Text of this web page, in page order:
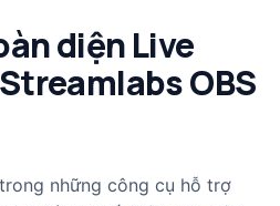
diện Live
OBS
những công cụ hỗ trợ